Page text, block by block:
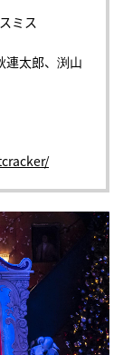
ミス
連太郎、渕山